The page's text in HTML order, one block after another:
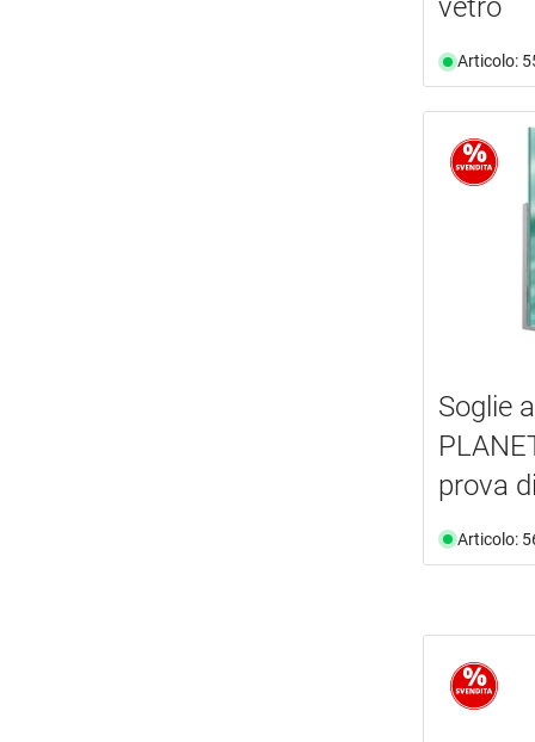
vetro
Articolo:
Soglie
prova
Articolo: